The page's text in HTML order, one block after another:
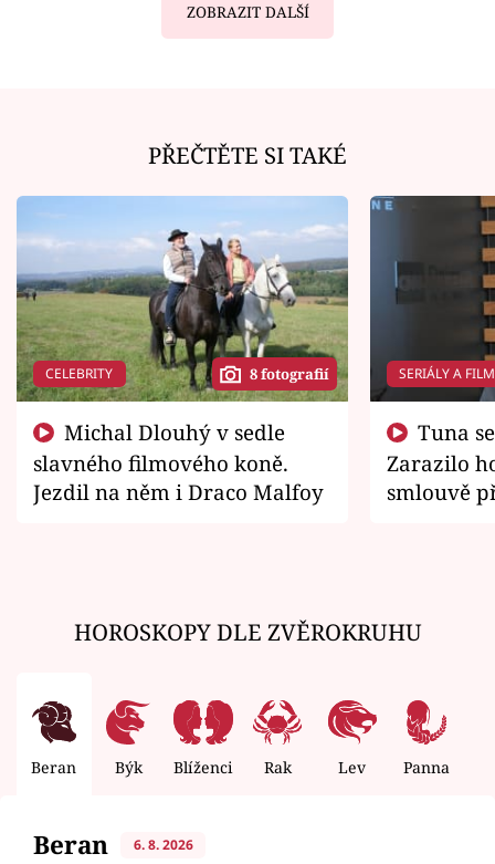
ZOBRAZIT DALŠÍ
PŘEČTĚTE SI TAKÉ
CELEBRITY 8 fotografií
slavného filmového koně.
Jezdil na něm i Draco Malfoy
SERIÁLY A
Zarazilo
smlouvě
HOROSKOPY DLE ZVĚROKRUHU
Beran Býk Blíženci Rak Lev Panna
Beran 6. 8. 2026